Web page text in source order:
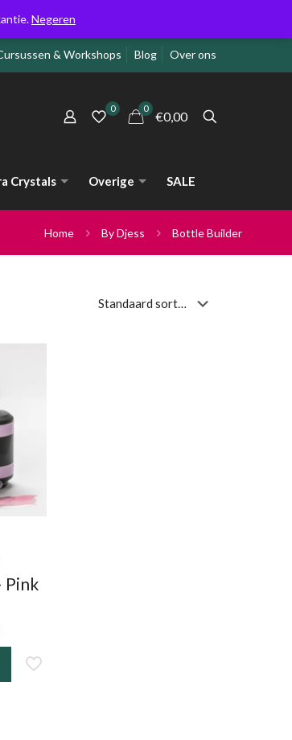
& Workshops Blog Over ons
0 0
€0,00
Crystals Overige SALE
Home By Djess Bottle Builder
Pink
Negeren